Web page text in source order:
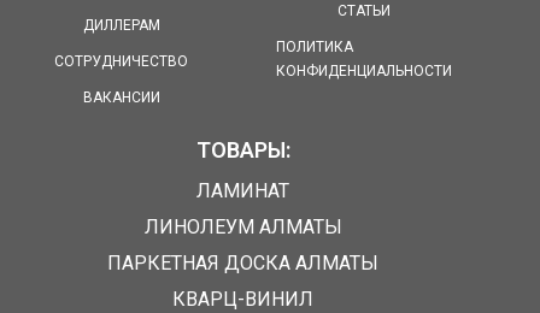
ДИЛЛЕРАМ
СОТРУДНИЧЕСТВО
ВАКАНСИИ
СТАТЬИ
ПОЛИТИКА
КОНФИДЕНЦИАЛЬНОСТИ
ТОВАРЫ:
ЛАМИНАТ
ЛИНОЛЕУМ АЛМАТЫ
ПАРКЕТНАЯ ДОСКА АЛМАТЫ
КВАРЦ-ВИНИЛ